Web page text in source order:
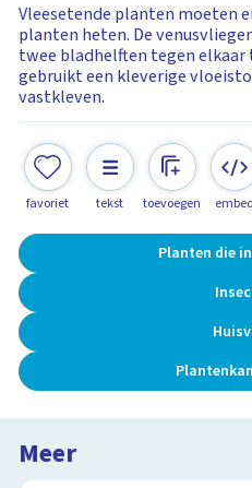
Vleesetende planten moeten
planten heten. De
twee bladhelften tegen elkaar
gebruikt een kleverige
vastkleven.
favoriet tekst toevoegen embed
Planten die
Meer